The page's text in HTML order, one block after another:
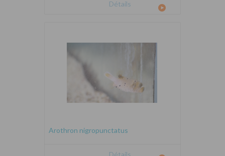
Détails
Arothron nigropunctatus
Détails